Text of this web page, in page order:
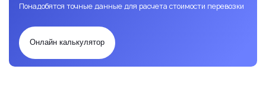
Понадобятся точные данные для расчета стоимости перевозки
Онлайн калькулятор